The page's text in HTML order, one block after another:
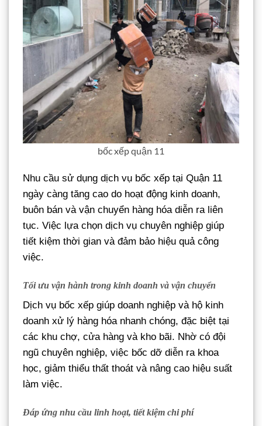
bốc xếp quận 11
Nhu cầu sử dụng dịch vụ bốc xếp tại Quận 11
ngày càng tăng cao do hoạt động kinh doanh,
buôn bán và vận chuyển hàng hóa diễn ra liên
tục. Việc lựa chọn dịch vụ chuyên nghiệp giúp
tiết kiệm thời gian và đảm bảo hiệu quả công
việc.
Tối ưu vận hành trong kinh doanh và vận chuyển
Dịch vụ bốc xếp giúp doanh nghiệp và hộ kinh
doanh xử lý hàng hóa nhanh chóng, đặc biệt tại
các khu chợ, cửa hàng và kho bãi. Nhờ có đội
ngũ chuyên nghiệp, việc bốc dỡ diễn ra khoa
học, giảm thiểu thất thoát và nâng cao hiệu suất
làm việc.
Đáp ứng nhu cầu linh hoạt, tiết kiệm chi phí